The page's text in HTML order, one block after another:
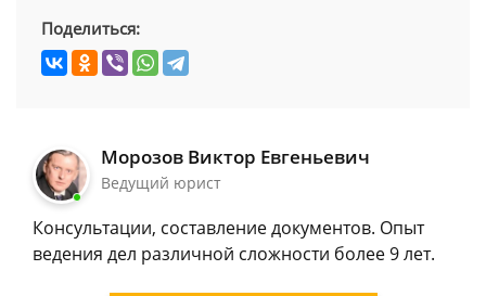
Поделиться:
Морозов Виктор Евгеньевич
Ведущий юрист
Консультации, составление документов. Опыт
ведения дел различной сложности более 9 лет.